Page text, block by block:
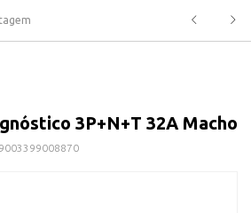
3P+N+T 32A Macho
9003399008870